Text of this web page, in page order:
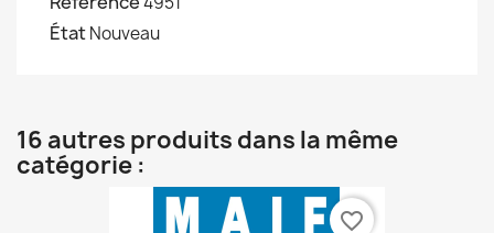
ÉtatNouveau
16 autres produits dans la même
catégorie :
favorite_border